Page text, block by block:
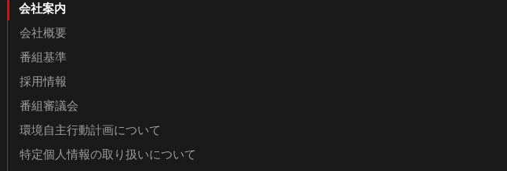
会社案内
会社概要
番組基準
採用情報
番組審議会
環境自主行動計画について
特定個人情報の取り扱いについて